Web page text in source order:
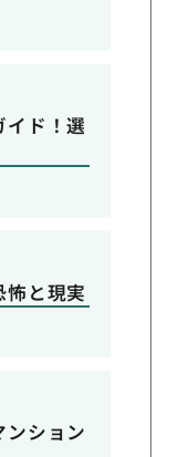
イド！選
と現実
ンション